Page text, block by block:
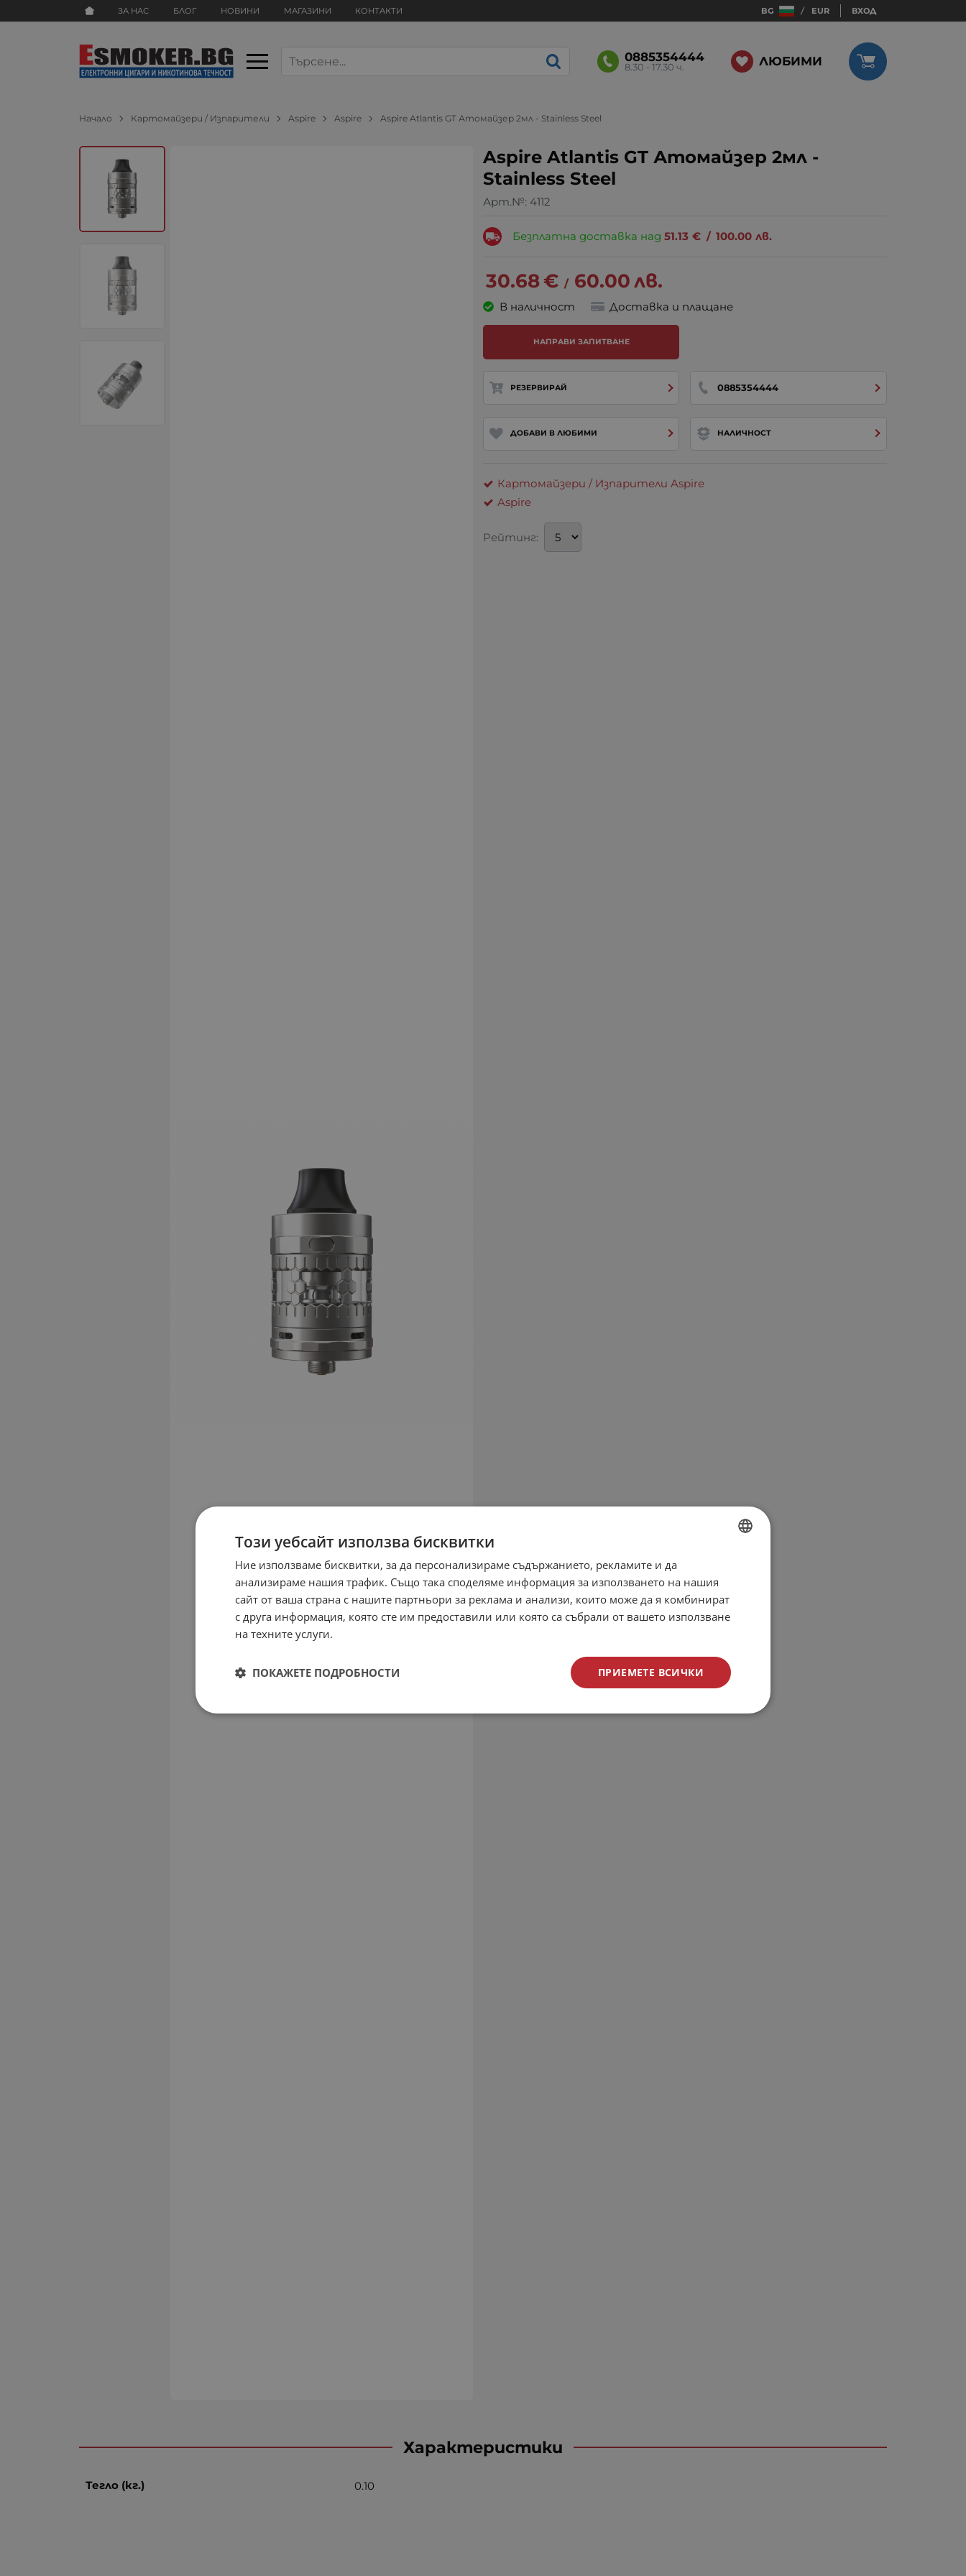
ЗА НАС БЛОГ НОВИНИ МАГАЗИНИ КОНТАКТИ BG EUR ВХОД
0885354444
8.30 - 17.30 ч. ЛЮБИМИ
Начало Картомайзери / Изпарители Aspire Aspire Aspire Atlantis GT Атомайзер 2мл - Stainless Steel
Aspire Atlantis GT Атомайзер 2мл -
Stainless Steel
Арт.№: 4112
Безплатна доставка над51.13 € / 100.00 лв.
30.68€ / 60.00лв.
В наличност Доставка и плащане
НАПРАВИ ЗАПИТВАНЕ
РЕЗЕРВИРАЙ 0885354444
ДОБАВИ В ЛЮБИМИ НАЛИЧНОСТ
Картомайзери / Изпарители Aspire
Aspire
Рейтинг:
Характеристики
Тегло (кг.) 0.10
ENGLISH
Този уебсайт използва бисквитки
Ние използваме бисквитки, за да персонализираме съдържанието, рекламите и да
анализираме нашия трафик. Също така споделяме информация за използването на нашия
сайт от ваша страна с нашите партньори за реклама и анализи, които може да я комбинират
с друга информация, която сте им предоставили или която са събрали от вашето използване
на техните услуги.
ПРИЕМЕТЕ ВСИЧКИ
ПОКАЖЕТЕ ПОДРОБНОСТИ